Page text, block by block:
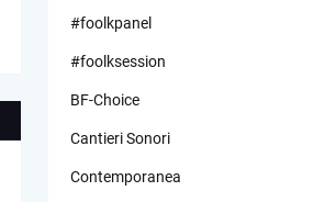
#foolkpanel
#foolksession
BF-Choice
Cantieri Sonori
Contemporanea